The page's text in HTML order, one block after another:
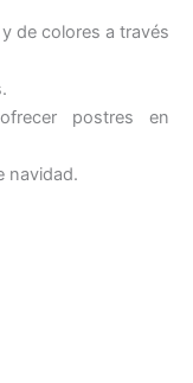
de colores a través
postres en
navidad.